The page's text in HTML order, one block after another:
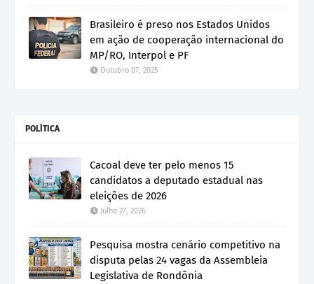
Brasileiro é preso nos Estados Unidos
em ação de cooperação internacional do
MP/RO, Interpol e PF
Outubro 07, 2025
POLÍTICA
Cacoal deve ter pelo menos 15
candidatos a deputado estadual nas
eleições de 2026
Julho 27, 2026
Pesquisa mostra cenário competitivo na
disputa pelas 24 vagas da Assembleia
Legislativa de Rondônia